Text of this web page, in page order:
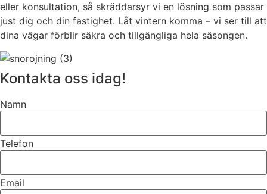
eller konsultation, så skräddarsyr vi en lösning som passar
just dig och din fastighet. Låt vintern komma – vi ser till att
dina vägar förblir säkra och tillgängliga hela säsongen.
Kontakta oss idag!
Namn
Telefon
Email